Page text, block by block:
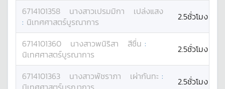
6714101358 นางสาวเปรมมิกา
เปล่งแสง
: นิเทศศาสตร์บูรณาการ 2.5ชั่วโมง
6714101360 นางสาวพนิริสา สีชื่น :
นิเทศศาสตร์บูรณาการ
2.5ชั่วโมง
6714101363 นางสาวพัชราภา เผ่ากันทะ :
2.5ชั่วโมง